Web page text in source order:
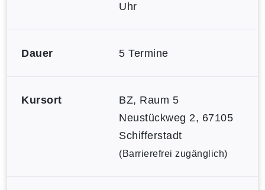
Uhr
Dauer 5 Termine
Kursort
BZ, Raum 5
Neustückweg 2, 67105
Schifferstadt
(Barrierefrei zugänglich)